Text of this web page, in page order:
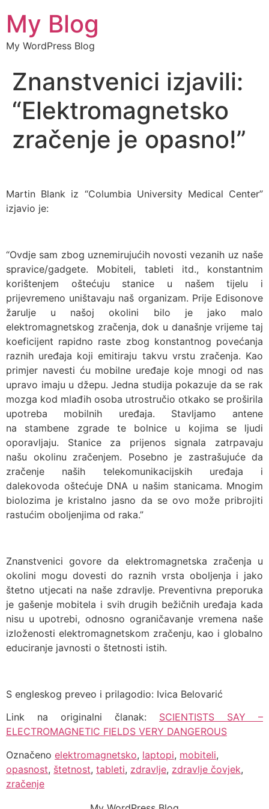
My Blog
My WordPress Blog
Znanstvenici izjavili:
“Elektromagnetsko
zračenje je opasno!”
Martin Blank iz “Columbia University Medical Center”
izjavio je:
“Ovdje sam zbog uznemirujućih novosti vezanih uz naše
spravice/gadgete. Mobiteli, tableti itd., konstantnim
korištenjem oštećuju stanice u našem tijelu i
prijevremeno uništavaju naš organizam. Prije Edisonove
žarulje u našoj okolini bilo je jako malo
elektromagnetskog zračenja, dok u današnje vrijeme taj
koeficijent rapidno raste zbog konstantnog povećanja
raznih uređaja koji emitiraju takvu vrstu zračenja. Kao
primjer navesti ću mobilne uređaje koje mnogi od nas
upravo imaju u džepu. Jedna studija pokazuje da se rak
mozga kod mlađih osoba utrostručio otkako se proširila
upotreba mobilnih uređaja. Stavljamo antene
na stambene zgrade te bolnice u kojima se ljudi
oporavljaju. Stanice za prijenos signala zatrpavaju
našu okolinu zračenjem. Posebno je zastrašujuće da
zračenje naših telekomunikacijskih uređaja i
dalekovoda oštećuje DNA u našim stanicama. Mnogim
biolozima je kristalno jasno da se ovo može pribrojiti
rastućim oboljenjima od raka.”
Znanstvenici govore da elektromagnetska zračenja u
okolini mogu dovesti do raznih vrsta oboljenja i jako
štetno utjecati na naše zdravlje. Preventivna preporuka
je gašenje mobitela i svih drugih bežičnih uređaja kada
nisu u upotrebi, odnosno ograničavanje vremena naše
izloženosti elektromagnetskom zračenju, kao i globalno
educiranje javnosti o štetnosti istih.
S engleskog preveo i prilagodio: Ivica Belovarić
Link na originalni članak: SCIENTISTS SAY –
ELECTROMAGNETIC FIELDS VERY DANGEROUS
Označeno elektromagnetsko, laptopi, mobiteli,
opasnost, štetnost, tableti, zdravlje, zdravlje čovjek,
zračenje